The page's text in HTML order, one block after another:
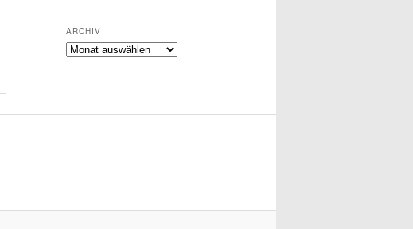
ARCHIV
Archiv